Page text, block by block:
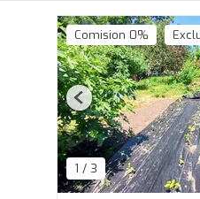
Comision 0%
1 / 3
Previous